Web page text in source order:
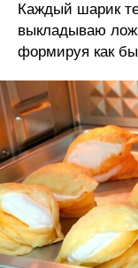
Каждый шарик
выкладываю
формируя как